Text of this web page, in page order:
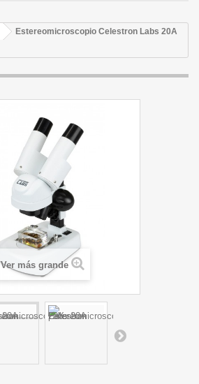
Estereomicroscopio Celestron Labs 20A
Ver más grande